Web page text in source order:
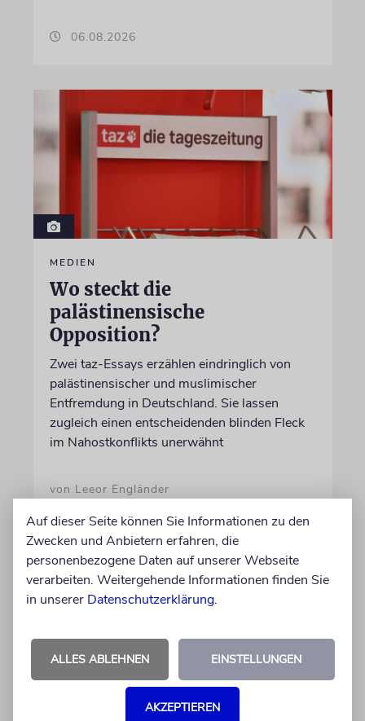
06.08.2026
MEDIEN
Wo steckt die
palästinensische
Opposition?
Zwei taz-Essays erzählen eindringlich von
palästinensischer und muslimischer
Entfremdung in Deutschland. Sie lassen
zugleich einen entscheidenden blinden Fleck
im Nahostkonflikts unerwähnt
von Leeor Engländer
Auf dieser Seite können Sie Informationen zu den
Zwecken und Anbietern erfahren, die
personenbezogene Daten auf unserer Webseite
verarbeiten. Weitergehende Informationen finden Sie
in unserer Datenschutzerklärung.
ALLES ABLEHNEN EINSTELLUNGEN
AKZEPTIEREN